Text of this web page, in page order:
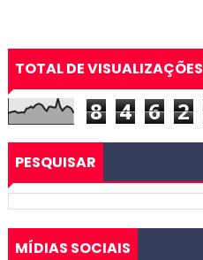
TOTAL DE
8 4 6 2
PESQUISAR
MÍDIAS SOCIAIS